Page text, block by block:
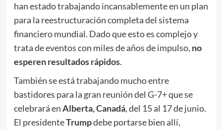
han estado trabajando incansablemente en un plan
para la reestructuración completa del sistema
financiero mundial. Dado que esto es complejo y
trata de eventos con miles de años de impulso, no
esperen resultados rápidos.
También se está trabajando mucho entre
bastidores para la gran reunión del G-7+ que se
celebrará enAlberta, Canadá, del 15 al 17 de junio.
El presidenteTrumpdebe portarse bien allí,